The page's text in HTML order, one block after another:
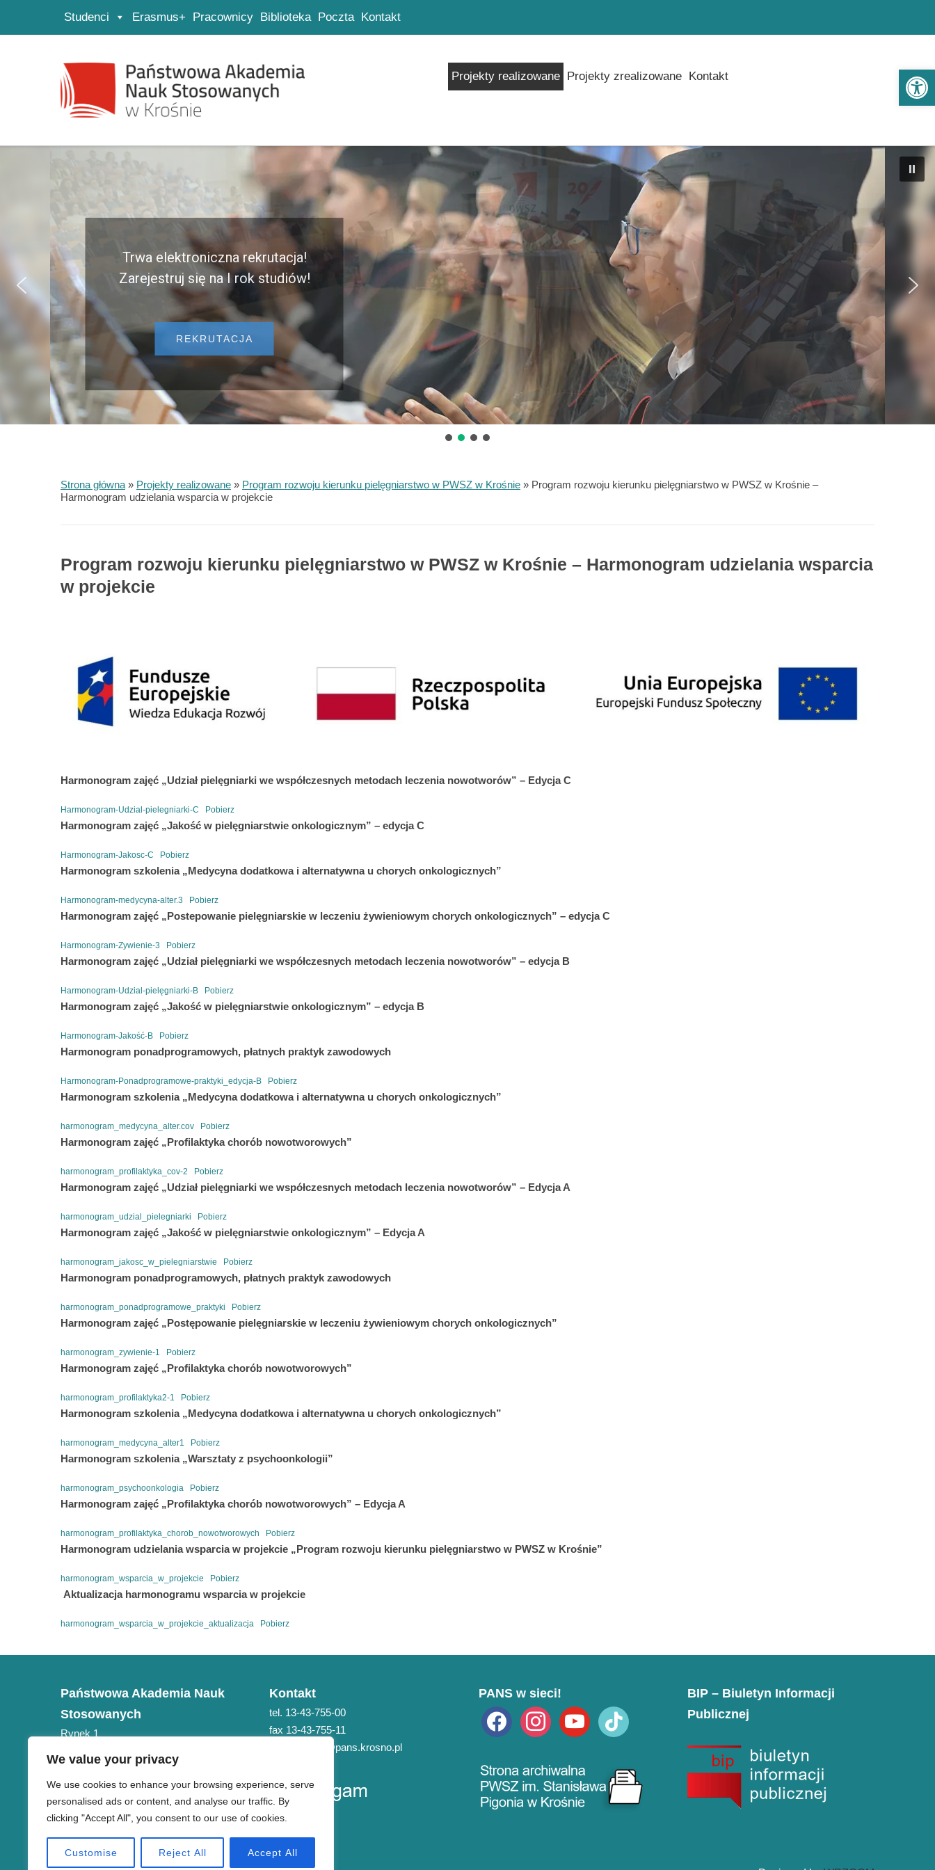
We value your privacy
We use cookies to enhance your browsing experience, serve
personalised ads or content, and analyse our traffic. By
clicking "Accept All", you consent to our use of cookies.
Customise Reject All Accept All
Strona główna
Przejdź do wyszukiwarki
Przejdź do menu głównego
Studenci Erasmus+ Pracownicy Biblioteka Poczta Kontakt
Projekty realizowane Projekty zrealizowane Kontakt
REKRUTACJA
Trwa elektroniczna rekrutacja!
Zarejestruj się na I rok studiów!
Strona główna » Projekty realizowane » Program rozwoju kierunku pielęgniarstwo w PWSZ w Krośnie » Program rozwoju kierunku pielęgniarstwo w PWSZ w Krośnie –
Harmonogram udzielania wsparcia w projekcie
Program rozwoju kierunku pielęgniarstwo w PWSZ w Krośnie – Harmonogram udzielania wsparcia
w projekcie
Harmonogram zajęć „Udział pielęgniarki we współczesnych metodach leczenia nowotworów” – Edycja C
Harmonogram-Udzial-pielegniarki-C Pobierz
Harmonogram zajęć „Jakość w pielęgniarstwie onkologicznym” – edycja C
Harmonogram-Jakosc-C Pobierz
Harmonogram szkolenia „Medycyna dodatkowa i alternatywna u chorych onkologicznych”
Harmonogram-medycyna-alter.3 Pobierz
Harmonogram zajęć „Postepowanie pielęgniarskie w leczeniu żywieniowym chorych onkologicznych” – edycja C
Harmonogram-Zywienie-3 Pobierz
Harmonogram zajęć „Udział pielęgniarki we współczesnych metodach leczenia nowotworów” – edycja B
Harmonogram-Udzial-pielęgniarki-B Pobierz
Harmonogram zajęć „Jakość w pielęgniarstwie onkologicznym” – edycja B
Harmonogram-Jakość-B Pobierz
Harmonogram ponadprogramowych, płatnych praktyk zawodowych
Harmonogram-Ponadprogramowe-praktyki_edycja-B Pobierz
Harmonogram szkolenia „Medycyna dodatkowa i alternatywna u chorych onkologicznych”
harmonogram_medycyna_alter.cov Pobierz
Harmonogram zajęć „Profilaktyka chorób nowotworowych”
harmonogram_profilaktyka_cov-2 Pobierz
Harmonogram zajęć „Udział pielęgniarki we współczesnych metodach leczenia nowotworów” – Edycja A
harmonogram_udzial_pielegniarki Pobierz
Harmonogram zajęć „Jakość w pielęgniarstwie onkologicznym” – Edycja A
harmonogram_jakosc_w_pielegniarstwie Pobierz
Harmonogram ponadprogramowych, płatnych praktyk zawodowych
harmonogram_ponadprogramowe_praktyki Pobierz
Harmonogram zajęć „Postępowanie pielęgniarskie w leczeniu żywieniowym chorych onkologicznych”
harmonogram_zywienie-1 Pobierz
Harmonogram zajęć „Profilaktyka chorób nowotworowych”
harmonogram_profilaktyka2-1 Pobierz
Harmonogram szkolenia „Medycyna dodatkowa i alternatywna u chorych onkologicznych”
harmonogram_medycyna_alter1 Pobierz
Harmonogram szkolenia „Warsztaty z psychoonkologii”
harmonogram_psychoonkologia Pobierz
Harmonogram zajęć „Profilaktyka chorób nowotworowych” – Edycja A
harmonogram_profilaktyka_chorob_nowotworowych Pobierz
Harmonogram udzielania wsparcia w projekcie „Program rozwoju kierunku pielęgniarstwo w PWSZ w Krośnie”
harmonogram_wsparcia_w_projekcie Pobierz
Aktualizacja harmonogramu wsparcia w projekcie
harmonogram_wsparcia_w_projekcie_aktualizacja Pobierz
Państwowa Akademia Nauk
Stosowanych
Rynek 1
NIP 684-21-75-051
Kontakt
tel. 13-43-755-00
fax 13-43-755-11
e-mail: pans@pans.krosno.pl
PANS w sieci!
facebookinstagramyoutube tiktok
BIP – Biuletyn Informacji
Publicznej